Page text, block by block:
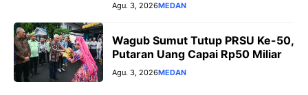
Agu. 3, 2026MEDAN
Wagub Sumut Tutup PRSU Ke-50,
Putaran Uang Capai Rp50 Miliar
Agu. 3, 2026MEDAN